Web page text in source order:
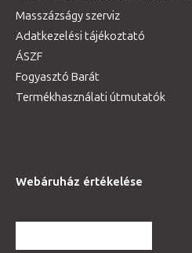
Masszázságy szerviz
Adatkezelési tájékoztató
ÁSZF
Fogyasztó Barát
Termékhasználati útmutatók
Webáruház értékelése